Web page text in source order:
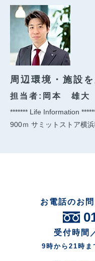
周辺環境・施設
担当者:岡本 雄大
******* Life Information
900ｍ サミットストア横
お電話のお
受付時間
9時から21時ま